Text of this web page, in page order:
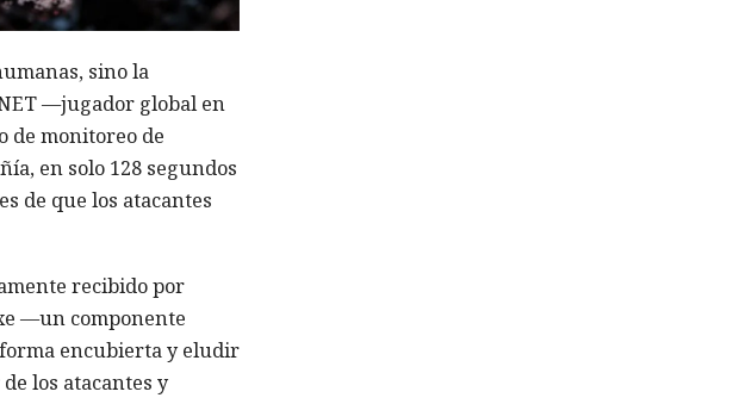
sino la
—jugador global en
de monitoreo de
en solo 128 segundos
de que los atacantes
recibido por
—un componente
encubierta y eludir
los atacantes y